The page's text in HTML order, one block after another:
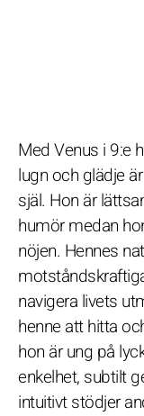
Med Venus i 9:e
lugn och glädje
själ. Hon är
humör medan
nöjen. Hennes
navigera livets
henne att hitta
hon är ung på
enkelhet, subtilt
intuitivt stödjer